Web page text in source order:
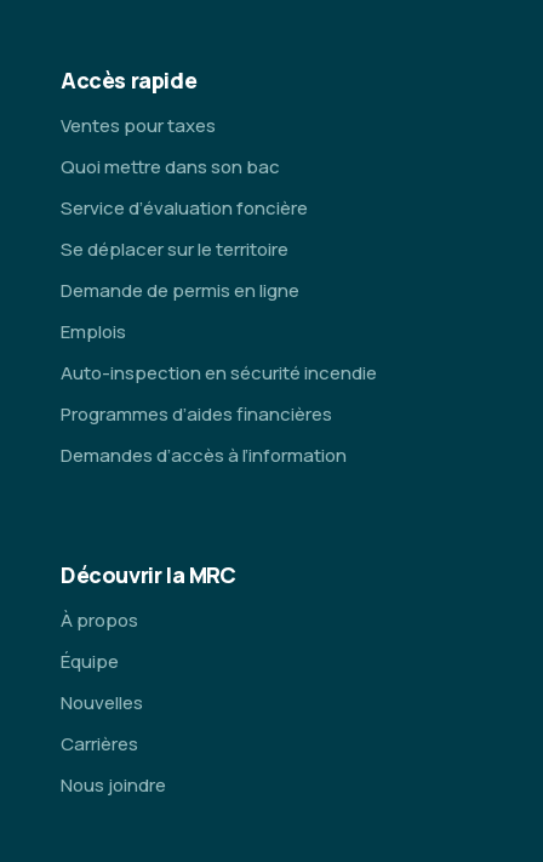
Accès rapide
Ventes pour taxes
Quoi mettre dans son bac
Service d’évaluation foncière
Se déplacer sur le territoire
Demande de permis en ligne
Emplois
Auto-inspection en sécurité incendie
Programmes d’aides financières
Demandes d’accès à l’information
Découvrir la MRC
À propos
Équipe
Nouvelles
Carrières
Nous joindre